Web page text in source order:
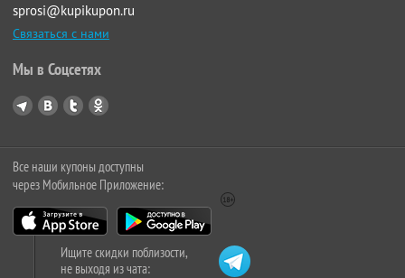
sprosi@kupikupon.ru
Связаться с нами
Мы в Соцсетях
Все наши купоны доступны
через Мобильное Приложение:
Ищите скидки поблизости,
не выходя из чата: